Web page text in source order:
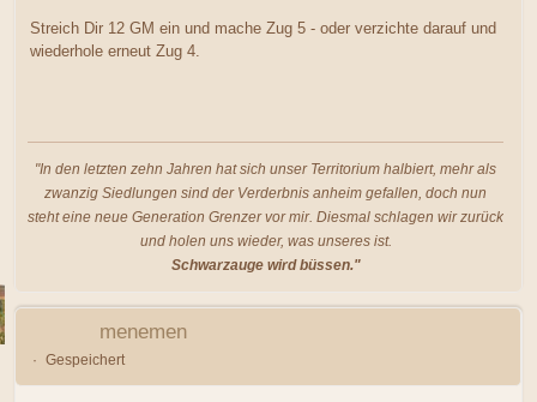
Streich Dir 12 GM ein und mache Zug 5 - oder verzichte darauf und
wiederhole erneut Zug 4.
"In den letzten zehn Jahren hat sich unser Territorium halbiert, mehr als
zwanzig Siedlungen sind der Verderbnis anheim gefallen, doch nun
steht eine neue Generation Grenzer vor mir. Diesmal schlagen wir zurück
und holen uns wieder, was unseres ist.
Schwarzauge wird büssen."
menemen
Gespeichert